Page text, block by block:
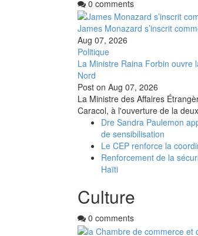
0 comments
James Monazard s’inscrit
Aug 07, 2026
Politique
La Ministre Raina Forbin ouvre
Nord
Post on Aug 07, 2026
La Ministre des Affaires
Caracol, à l'ouverture de la
Dre Sandra Paulemon
de sensibilisation
Le CEP renforce la
Renforcement de la
Haïti
Culture
0 comments